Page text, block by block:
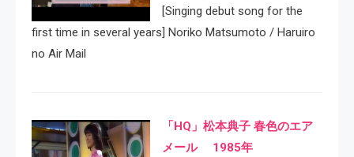
[Singing debut song for the
first time in several years] Noriko Matsumoto / Haruiro
no Air Mail
「HQ」松本典子 春色のエア
メール 1985年